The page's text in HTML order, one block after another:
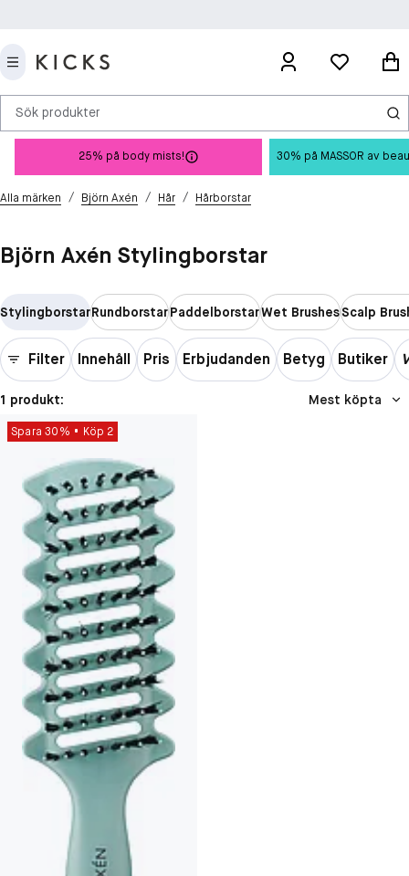
Sök produkter
25% på body mists! 30% på MASSOR av
Alla märken / Björn Axén / Hår / Hårborstar
Björn Axén Stylingborstar
StylingborstarRundborstarPaddelborstarWet BrushesScalp
Filter Innehåll Pris Erbjudanden Betyg Butiker
1 produkt: Mest köpta
Spara 30% Köp 2